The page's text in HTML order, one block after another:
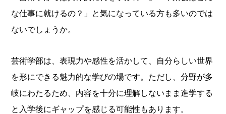
な仕事に就けるの？」と気になっている方も多いのでは
ないでしょうか。
芸術学部は、表現力や感性を活かして、自分らしい世界
を形にできる魅力的な学びの場です。ただし、分野が多
岐にわたるため、内容を十分に理解しないまま進学する
と入学後にギャップを感じる可能性もあります。